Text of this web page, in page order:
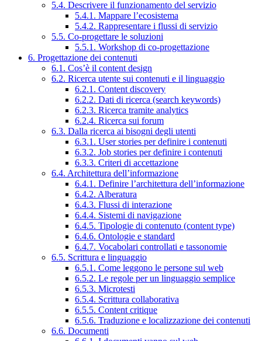
5.4. Descrivere il funzionamento del servizio
5.4.1. Mappare l’ecosistema
5.4.2. Rappresentare i flussi di servizio
5.5. Co-progettare le soluzioni
5.5.1. Workshop di co-progettazione
6. Progettazione dei contenuti
6.1. Cos’è il content design
6.2. Ricerca utente sui contenuti e il linguaggio
6.2.1. Content discovery
6.2.2. Dati di ricerca (search keywords)
6.2.3. Ricerca tramite analytics
6.2.4. Ricerca sui forum
6.3. Dalla ricerca ai bisogni degli utenti
6.3.1. User stories per definire i contenuti
6.3.2. Job stories per definire i contenuti
6.3.3. Criteri di accettazione
6.4. Architettura dell’informazione
6.4.1. Definire l’architettura dell’informazione
6.4.2. Alberatura
6.4.3. Flussi di interazione
6.4.4. Sistemi di navigazione
6.4.5. Tipologie di contenuto (content type)
6.4.6. Ontologie e standard
6.4.7. Vocabolari controllati e tassonomie
6.5. Scrittura e linguaggio
6.5.1. Come leggono le persone sul web
6.5.2. Le regole per un linguaggio semplice
6.5.3. Microtesti
6.5.4. Scrittura collaborativa
6.5.5. Content critique
6.5.6. Traduzione e localizzazione dei contenuti
6.6. Documenti